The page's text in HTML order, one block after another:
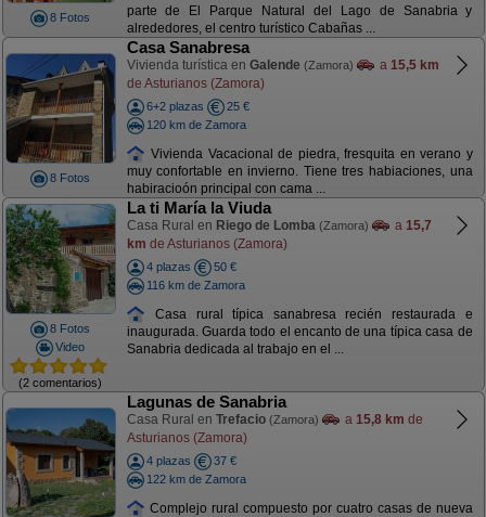
8 Fotos
parte de El Parque Natural del Lago de Sanabria y
alrededores, el centro turístico Cabañas ...
8 Fotos
Casa Sanabresa
Vivienda turística en Galende (Zamora) a 15,5 km
de Asturianos (Zamora)
6+2 plazas
25 €
120 km de Zamora
Vivienda Vacacional de piedra, fresquita en verano y
muy confortable en invierno. Tiene tres habiaciones, una
habiracioón principal con cama ...
8 Fotos
Video
(2 comentarios)
La ti María la Viuda
Casa Rural en Riego de Lomba (Zamora) a 15,7
km de Asturianos (Zamora)
4 plazas
50 €
116 km de Zamora
Casa rural típica sanabresa recién restaurada e
inaugurada. Guarda todo el encanto de una típica casa de
Sanabria dedicada al trabajo en el ...
Lagunas de Sanabria
Casa Rural en Trefacio (Zamora) a 15,8 km de
Asturianos (Zamora)
4 plazas
37 €
122 km de Zamora
Complejo rural compuesto por cuatro casas de nueva